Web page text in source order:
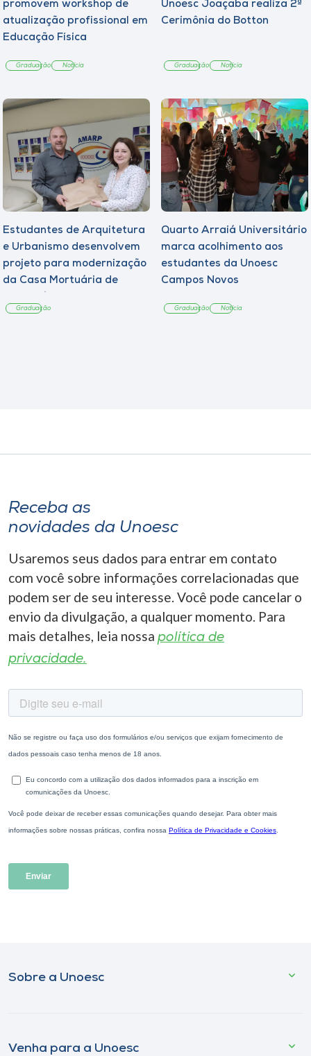
promovem workshop de
atualização profissional em
Educação Física
Graduação Notícia
Unoesc Joaçaba realiza 2ª
Cerimônia do Botton
Graduação Notícia
Estudantes de Arquitetura
e Urbanismo desenvolvem
projeto para modernização
da Casa Mortuária de
Graduação
Quarto Arraiá Universitário
marca acolhimento aos
estudantes da Unoesc
Campos Novos
Graduação Notícia
Receba as
novidades da Unoesc
Usaremos seus dados para entrar em contato
com você sobre informações correlacionadas que
podem ser de seu interesse. Você pode cancelar o
envio da divulgação, a qualquer momento. Para
mais detalhes, leia nossa política de
privacidade.
Sobre a Unoesc
Venha para a Unoesc